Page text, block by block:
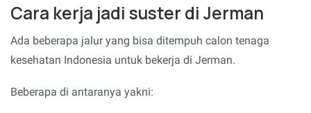
Cara kerja jadi suster di Jerman
Ada beberapa jalur yang bisa ditempuh calon tenaga
kesehatan Indonesia untuk bekerja di Jerman.
Beberapa di antaranya yakni: